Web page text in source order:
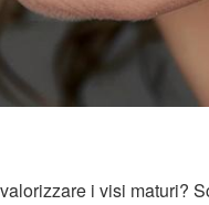
i visi maturi?